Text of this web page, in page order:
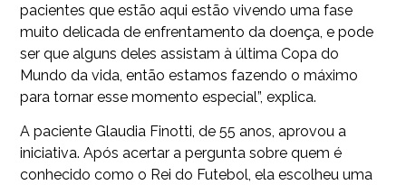
pacientes que estão aqui estão vivendo uma fase
muito delicada de enfrentamento da doença, e pode
ser que alguns deles assistam à última Copa do
Mundo da vida, então estamos fazendo o máximo
para tornar esse momento especial”, explica.
A paciente Glaudia Finotti, de 55 anos, aprovou a
iniciativa. Após acertar a pergunta sobre quem é
conhecido como o Rei do Futebol, ela escolheu uma